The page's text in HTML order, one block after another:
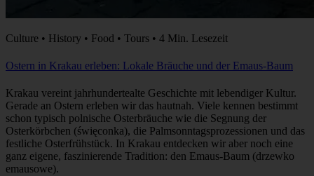
Culture • History • Food • Tours • 4 Min. Lesezeit
Ostern in Krakau erleben: Lokale Bräuche und der Emaus-Baum
Krakau vereint jahrhundertealte Geschichte mit lebendiger Kultur.
Gerade an Ostern erleben wir das hautnah. Viele kennen bestimmt
schon typisch polnische Osterbräuche wie die Segnung der
Osterkörbchen (święconka), die Palmsonntagsprozessionen und das
festliche Osterfrühstück. In Krakau entdecken wir aber noch eine
ganz eigene, faszinierende Tradition: den Emaus-Baum (drzewko
emausowe).